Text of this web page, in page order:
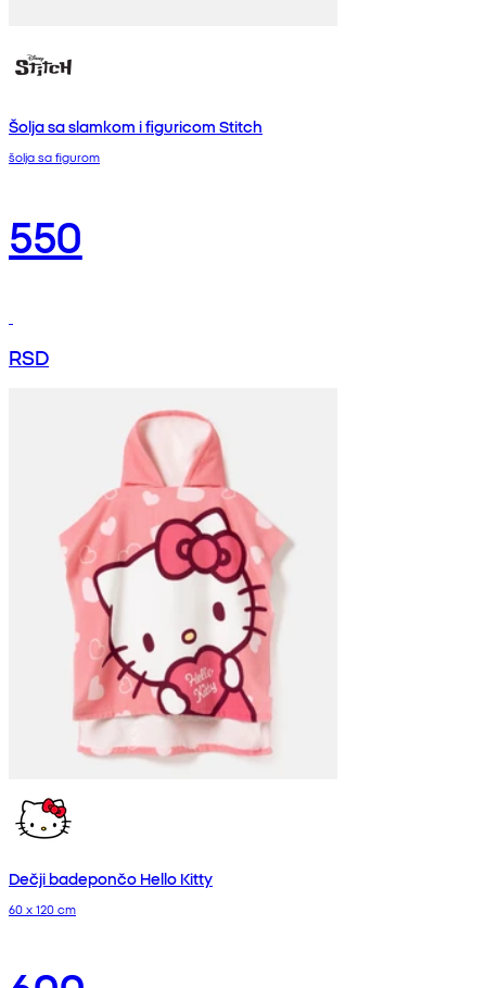
Šolja sa slamkom i figuricom Stitch
šolja sa figurom
550
RSD
Dečji badepončo Hello Kitty
60 x 120 cm